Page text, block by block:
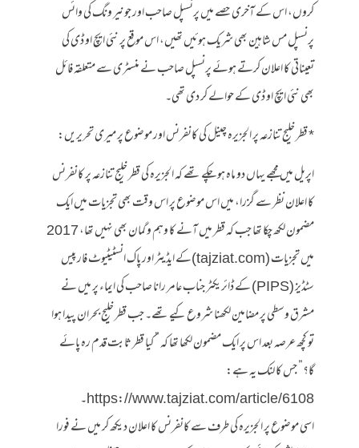
کروں، اس کے آخری حصے میں پرنسپل صاحب اور جونیر ونگ کی وائس
پرنسپل مس شاہین بھی شریک ہوئیں تھیں، اس موقع پر نئی ایچ او ڈی کی
تعیناتی کا اعلان کرتے ہوئے پرنسپل صاحب نے منسٹری سے متعلقہ فائل
بھی نئی ایچ او ڈی کے حوالے کر دی تھی۔
* قطر خلیج تنازعہ پر الجزیرہ چینل کی کانفرنس اور موضوع پر میری تحریریں:
اپریل میں مجھے یہاں دو ماہ ہو چکے تھے کہ الجزیرہ کی قطر خلیج تنازعہ پر کانفرنس
کا اعلان نظر سے گزرا، میں اس موضوع پر اس وقت بھی تجزیات میں ایک
مضمون لکھ چکا تھا جب کہ قطر میں آنے کا وہم و گمان بھی نہیں تھا، 2017
میں تجزیات (tajziat.com)کے ایڈیٹر اور پاک انسٹیٹیوٹ فار پیس
سٹڈیز (PIPS) کے ڈائریکٹر جناب عامر رانا صاحب کی ایماء پر میں نے
مشرق وسطی پر مضامین لکھنا شروع کیے تھے۔ جب قطر خلیج بحران پیدا ہوا
تو کچھ عرصہ بعد اس پر ایک مضمون لکھا تھا کہ ” کیا قطر ثابت قدم رہ پائے
گا؟” جس کا لنک یہ ہے:
https://www.tajziat.com/article/6108۔
اسی موضوع پر الجزیرہ کی طرف سے کانفرنس کا اعلان دیکھ کر میں نے فورا